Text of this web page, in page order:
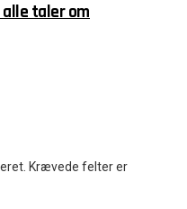
taler om
Krævede felter er